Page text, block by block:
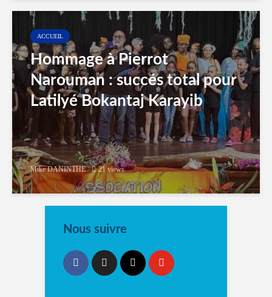
ACCUEIL
Hommage à Pierrot
Narouman : succés total pour
Latilyé Bokantaj Karayib
Mike DANINTHE 21 views
Nous suivre